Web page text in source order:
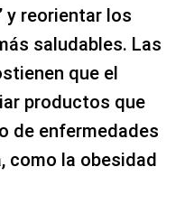
y reorientar los
saludables. Las
que el
productos que
de enfermedades
como la obesidad